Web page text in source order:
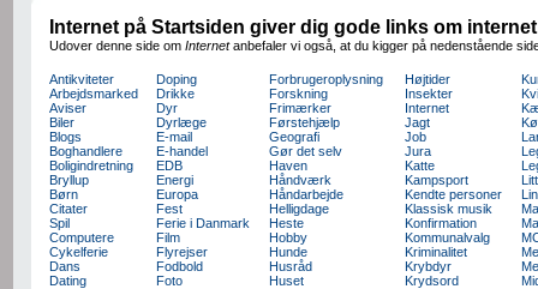
Internet på Startsiden giver dig gode links om internet
Udover denne side om Internetanbefaler vi også, at du kigger på nedenstående
Antikviteter
Arbejdsmarked
Aviser
Biler
Blogs
Boghandlere
Boligindretning
Bryllup
Børn
Citater
Spil
Computere
Cykelferie
Dans
Dating
Doping
Drikke
Dyr
Dyrlæge
E-mail
E-handel
EDB
Energi
Europa
Fest
Ferie i Danmark
Film
Flyrejser
Fodbold
Foto
Forbrugeroplysning
Forskning
Frimærker
Førstehjælp
Geografi
Gør det selv
Haven
Håndværk
Håndarbejde
Helligdage
Heste
Hobby
Hunde
Husråd
Huset
Højtider
Insekter
Internet
Jagt
Job
Jura
Katte
Kampsport
Kendte personer
Klassisk musik
Konfirmation
Kommunalvalg
Kriminalitet
Krybdyr
Krydsord